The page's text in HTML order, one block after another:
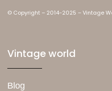
© Copyright – 2014-2025 – Vintage
Vintage world
Blog